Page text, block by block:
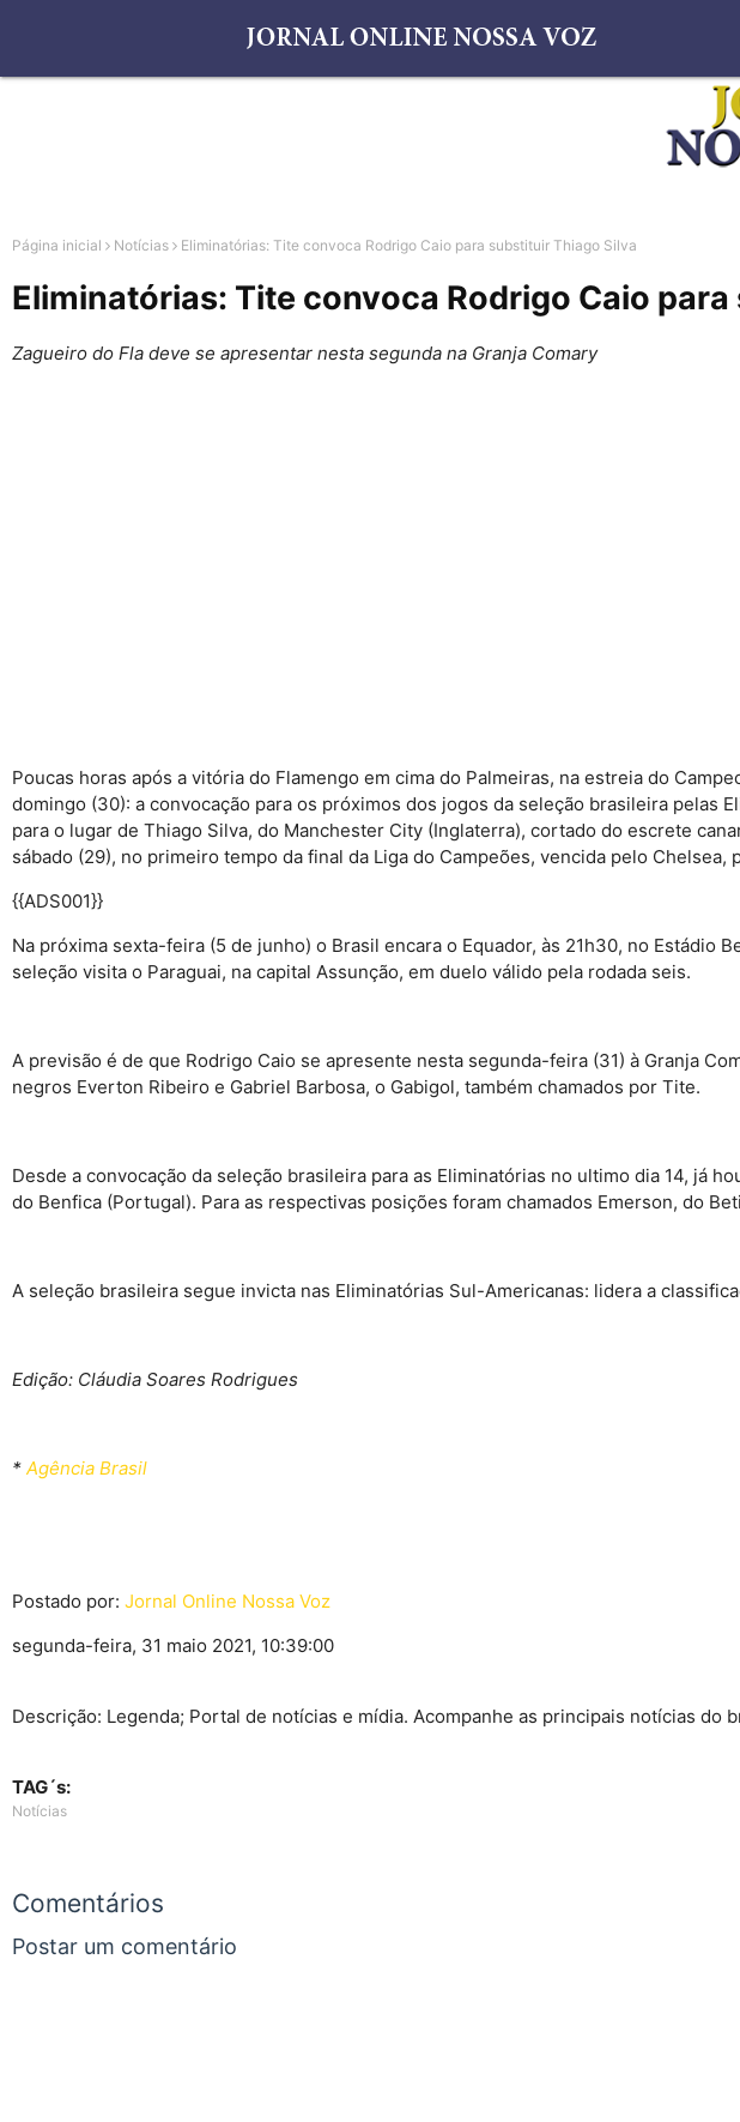
Página inicial Notícias Eliminatórias: Tite convoca Rodrigo Caio para substituir Thiago Silva
Eliminatórias: Tite convoca Rodrigo Caio
Zagueiro do Fla deve se apresentar nesta segunda na Granja Comary
Poucas horas após a vitória do Flamengo em cima do Palmeiras, na estreia do
domingo (30): a convocação para os próximos dos jogos da seleção brasileira pelas
para o lugar de Thiago Silva, do Manchester City (Inglaterra), cortado do escrete
sábado (29), no primeiro tempo da final da Liga do Campeões, vencida pelo Chelsea,
{{ADS001}}
Na próxima sexta-feira (5 de junho) o Brasil encara o Equador, às 21h30, no Estádio
seleção visita o Paraguai, na capital Assunção, em duelo válido pela rodada seis.
A previsão é de que Rodrigo Caio se apresente nesta segunda-feira (31) à Granja
negros Everton Ribeiro e Gabriel Barbosa, o Gabigol, também chamados por Tite.
Desde a convocação da seleção brasileira para as Eliminatórias no ultimo dia 14, já
do Benfica (Portugal). Para as respectivas posições foram chamados Emerson, do
A seleção brasileira segue invicta nas Eliminatórias Sul-Americanas: lidera a
Edição: Cláudia Soares Rodrigues
* Agência Brasil
Postado por: Jornal Online Nossa Voz
segunda-feira, 31 maio 2021, 10:39:00
Descrição: Legenda; Portal de notícias e mídia. Acompanhe as principais notícias
TAG´s:
Notícias
Comentários
Postar um comentário